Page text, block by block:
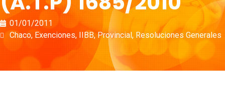
01/01/2011
Chaco, Exenciones, IIBB,Provincial, Resoluciones Generales